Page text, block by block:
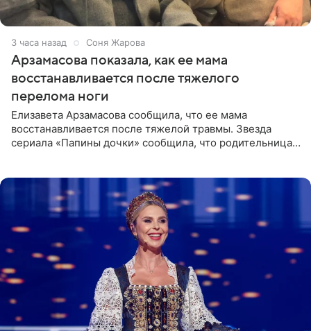
3 часа назад Соня Жарова
Арзамасова показала, как ее мама
восстанавливается после тяжелого
перелома ноги
Елизавета Арзамасова сообщила, что ее мама
восстанавливается после тяжелой травмы. Звезда
сериала «Папины дочки» сообщила, что родительница